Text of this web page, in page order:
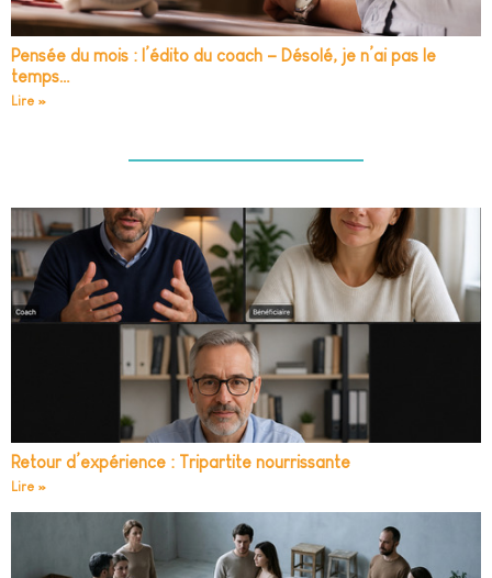
Pensée du mois : l’édito du coach – Désolé, je n’ai pas le
temps…
Lire »
Retour d’expérience : Tripartite nourrissante
Lire »